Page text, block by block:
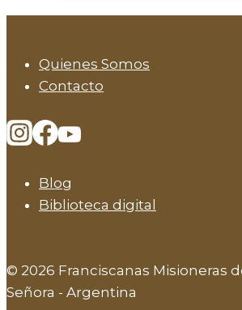
Quienes Somos
Contacto
Blog
Biblioteca digital
© 2026 Franciscanas Misioneras
Señora - Argentina